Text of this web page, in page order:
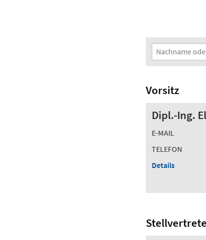
Suchfilter
Nachname oder
Vorsitz
Dipl.-Ing.
E-MAIL
TELEFON
Details